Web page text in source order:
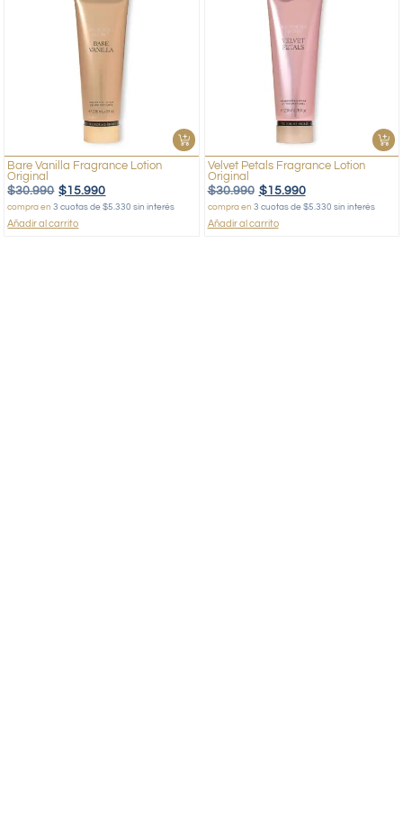
Bare Vanilla Fragrance Lotion
Original
$30.990 $15.990
compra en3 cuotas de $5.330 sin interés
Añadir al carrito
Velvet Petals Fragrance Lotion
Original
$30.990 $15.990
compra en 3 cuotas de $5.330 sin interés
Añadir al carrito